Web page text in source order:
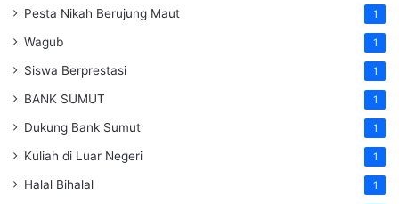
Pesta Nikah Berujung Maut 1
Wagub 1
Siswa Berprestasi 1
BANK SUMUT 1
Dukung Bank Sumut 1
Kuliah di Luar Negeri 1
Halal Bihalal 1